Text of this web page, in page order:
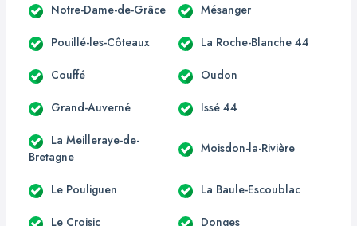
Notre-Dame-de-Grâce Mésanger
Pouillé-les-Côteaux La Roche-Blanche 44
Couffé Oudon
Grand-Auverné Issé 44
La Meilleraye-de-
Bretagne
Moisdon-la-Rivière
Le Pouliguen La Baule-Escoublac
Le Croisic Donges